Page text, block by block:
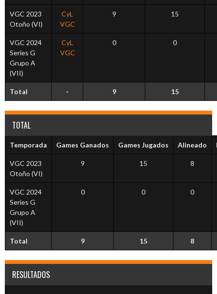
VGC 2023
Otoño (VI)
CyL
VGC
9 15
VGC 2024
Series G
Grupo A
(VII)
CyL
VGC
0 0
Total - 9 15
TOTAL
Temporada Games Ganados Games Jugados Alineado
VGC 2023
Otoño (VI)
9 15 8
VGC 2024
Series G
Grupo A
(VII)
0 0 0
Total 9 15 8
RESULTADOS